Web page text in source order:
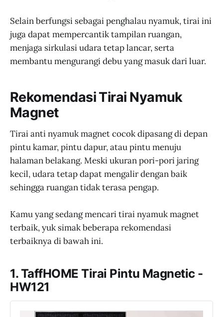
Selain berfungsi sebagai penghalau nyamuk, tirai ini
juga dapat mempercantik tampilan ruangan,
menjaga sirkulasi udara tetap lancar, serta
membantu mengurangi debu yang masuk dari luar.
Rekomendasi Tirai Nyamuk
Magnet
Tirai anti nyamuk magnet cocok dipasang di depan
pintu kamar, pintu dapur, atau pintu menuju
halaman belakang. Meski ukuran pori-pori jaring
kecil, udara tetap dapat mengalir dengan baik
sehingga ruangan tidak terasa pengap.
Kamu yang sedang mencari tirai nyamuk magnet
terbaik, yuk simak beberapa rekomendasi
terbaiknya di bawah ini.
1. TaffHOME Tirai Pintu Magnetic -
HW121